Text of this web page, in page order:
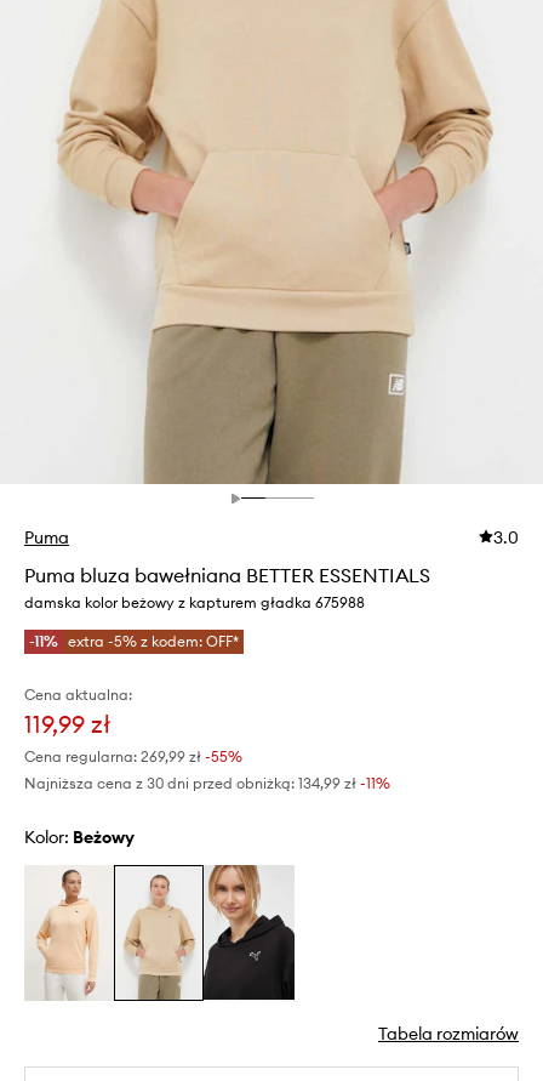
Puma 3.0
Puma bluza bawełniana BETTER ESSENTIALS
damska kolor beżowy z kapturem gładka 675988
-11% extra -5% z kodem: OFF*
Cena aktualna:
119,99 zł
Cena regularna: 269,99 zł -55%
Najniższa cena z 30 dni przed obniżką: 134,99 zł -11%
Kolor: beżowy
Tabela rozmiarów